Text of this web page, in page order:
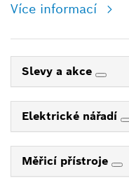
Více informací
Slevy a akce
Elektrické nářadí
Měřicí přístroje